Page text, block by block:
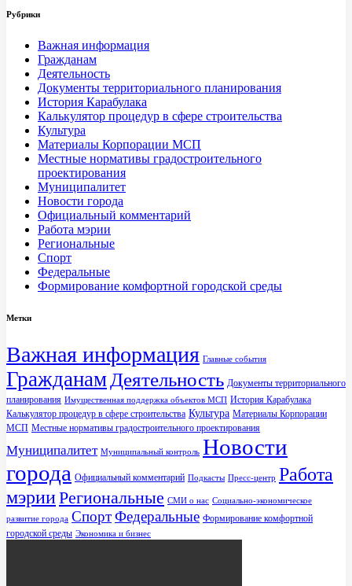
Рубрики
Важная информация
Гражданам
Деятельность
Документы территориального планирования
История Карабулака
Калькулятор процедур в сфере строительства
Культура
Материалы Корпорации МСП
Местные нормативы градостроительного
проектирования
Муниципалитет
Новости города
Официальный комментарий
Работа мэрии
Региональные
Спорт
Федеральные
Формирование комфортной городской среды
Метки
Важная информация Главные события
Гражданам Деятельность Документы территориального
планирования Имущественная поддержка объектов МСП История Карабулака
Калькулятор процедур в сфере строительства Культура Материалы Корпорации
МСП Местные нормативы градостроительного проектирования
Муниципалитет Муниципальный контроль Новости
города Официальный комментарий Подкасты Пресс-центр Работа
мэрииРегиональные СМИ о нас Социально-экономическое
развитие города СпортФедеральные Формирование комфортной
городской среды Экономика и бизнес